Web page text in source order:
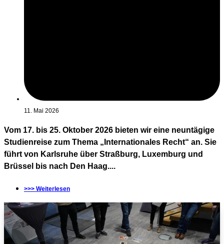
11. Mai 2026
Vom 17. bis 25. Oktober 2026 bieten wir eine neuntägige
Studienreise zum Thema „Internationales Recht“ an. Sie
führt von Karlsruhe über Straßburg, Luxemburg und
Brüssel bis nach Den Haag....
>>> Weiterlesen